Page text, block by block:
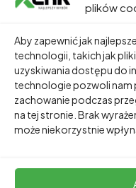
plików
Aby zapewnić jak
technologii, takich jak
uzyskiwania dostępu do
technologie pozwoli nam
zachowanie podczas
na tej stronie. Brak
może niekorzystnie